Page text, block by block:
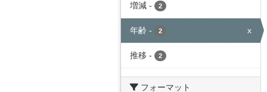
増減 - 2
年齢 - 2 x
推移 - 2
フォーマット